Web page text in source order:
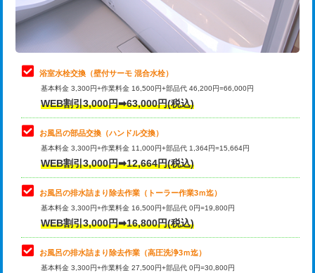
止水・漏水調査・防水処理・清掃・修
理・調整・分解・加工など（軽作業）
止水・漏水調査・防水処理・清掃・修
理・調整・分解・加工など（中作業）
22,000円
止水・漏水調査・防水処理・清掃・修
理・調整・分解・加工など（重作業）
33,000円
トイレタンク脱着
トイレ便器脱着
タンクレストイレ脱着 33,000円
小便器トイレ脱着
その他部品の脱着 8,800円～
浴室水栓交換（壁付サーモ 混合水栓）
基本料金 3,300円+作業料金 16,500円+部品代 46,200円=66,000円
WEB割引3,000円➡63,000円(税込)
お風呂の部品交換（ハンドル交換）
基本料金 3,300円+作業料金 11,000円+部品代 1,364円=15,664円
WEB割引3,000円➡12,664円(税込)
お風呂の排水詰まり除去作業（トーラー作業3ｍ迄）
基本料金 3,300円+作業料金 16,500円+部品代 0円=19,800円
WEB割引3,000円➡16,800円(税込)
お風呂の排水詰まり除去作業（高圧洗浄3ｍ迄）
基本料金 3,300円+作業料金 27,500円+部品代 0円=30,800円